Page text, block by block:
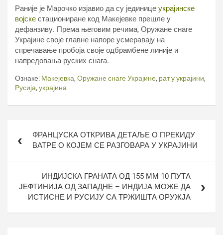
Раније је Марочко изјавио да су јединице украјинске
војске стациониране код Макејевке прешле у
дефанзиву. Према његовим речима, Оружане снаге
Украјине своје главне напоре усмеравају на
спречавање пробоја своје одбрамбене линије и
напредовања руских снага.
Ознаке: Макејевка, Оружане снаге Украјине, рат у украјини,
Русија, украјина
чланкаФРАНЦУСКА ОТКРИВА ДЕТАЉЕ О ПРЕКИДУ
ВАТРЕ О КОЈЕМ СЕ РАЗГОВАРА У УКРАЈИНИ
ИНДИЈСКА ГРАНАТА ОД 155 ММ 10 ПУТА
ЈЕФТИНИЈА ОД ЗАПАДНЕ – ИНДИЈА МОЖЕ ДА
ИСТИСНЕ И РУСИЈУ СА ТРЖИШТА ОРУЖЈА